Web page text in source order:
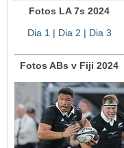
Fotos LA 7s 2024
Dia 1 | Dia 2 | Dia 3
Fotos ABs v Fiji 2024